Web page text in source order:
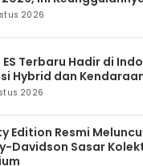
2026
ES Terbaru Hadir di
Hybrid dan
2026
Edition Resmi
Davidson Sasar